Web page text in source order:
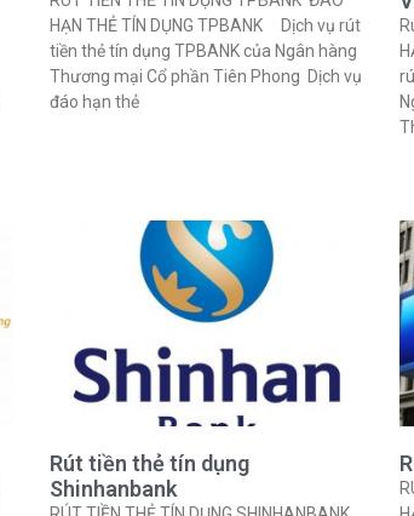
HẠN THẺ TÍN DỤNG TPBANK Dịch vụ rút
tiền thẻ tín dụng TPBANK của Ngân hàng
Thương mại Cổ phần Tiên Phong Dịch vụ
đáo hạn thẻ
Rút tiền thẻ tín dụng
Shinhanbank